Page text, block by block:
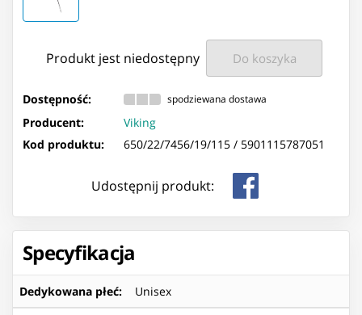
Produkt jest niedostępny Do koszyka
Dostępność: spodziewana dostawa
Producent:
Viking
Kod produktu:
650/22/7456/19/115 / 5901115787051
Udostępnij produkt:
Specyfikacja
Dedykowana płeć: Unisex